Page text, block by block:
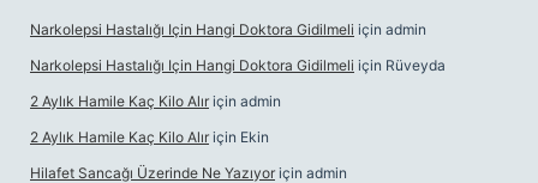
Narkolepsi Hastalığı Için Hangi Doktora Gidilmeli için admin
Narkolepsi Hastalığı Için Hangi Doktora Gidilmeli için Rüveyda
2 Aylık Hamile Kaç Kilo Alır için admin
2 Aylık Hamile Kaç Kilo Alır için Ekin
Hilafet Sancağı Üzerinde Ne Yazıyor için admin